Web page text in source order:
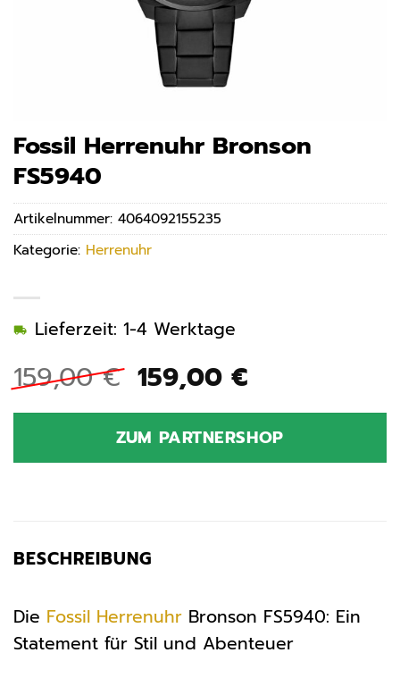
Fossil Herrenuhr Bronson
FS5940
159,00€ Ursprünglicher
Preis
war:
159,00 €
159,00 €Aktueller
ist:
159,00 €.
Lieferzeit: 1-4 Werktage
ZUM PARTNERSHOP
Artikelnummer: 4064092155235
Kategorie: Herrenuhr
BESCHREIBUNG
Die Fossil Herrenuhr Bronson FS5940: Ein
Statement für Stil und Abenteuer